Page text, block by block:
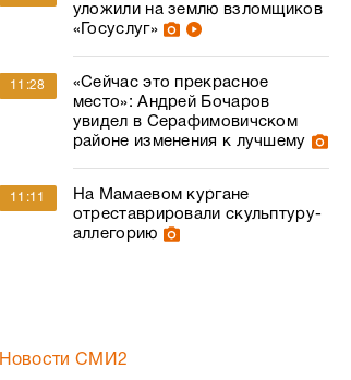
уложили на землю взломщиков
«Госуслуг»
11:28
«Сейчас это прекрасное
место»: Андрей Бочаров
увидел в Серафимовичском
районе изменения к лучшему
11:11
На Мамаевом кургане
отреставрировали скульптуру-
аллегорию
Новости СМИ2